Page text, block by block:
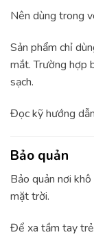
Nên dùng trong
Sản phẩm chỉ
mắt. Trường hợp
sạch.
Đọc kỹ hướng
Bảo quản
Bảo quản nơi
mặt trời.
Để xa tầm tay